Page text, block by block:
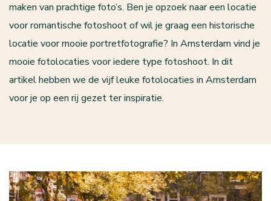
maken van prachtige foto’s. Ben je opzoek naar een locatie
voor romantische fotoshoot of wil je graag een historische
locatie voor mooie portretfotografie? In Amsterdam vind je
mooie fotolocaties voor iedere type fotoshoot. In dit
artikel hebben we de vijf leuke fotolocaties in Amsterdam
voor je op een rij gezet ter inspiratie.